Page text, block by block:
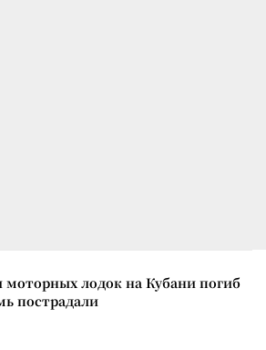
лодок на Кубани погиб
пострадали